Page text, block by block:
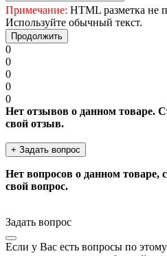
Примечание: HTML разметка не
Используйте обычный текст.
Продолжить
0
0
0
0
0
Нет отзывов о данном товаре.
свой отзыв.
+ Задать вопрос
Нет вопросов о данном товаре,
свой вопрос.
Задать вопрос
Если у Вас есть вопросы по